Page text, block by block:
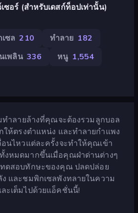
เซอร์ (สำหรับเดสก์ท็อปเท่านั้น)
ซล 210 ทำลาย 182
เพลิน 336 หนู 1,554
ทำลายล้างที่คุณจะต้องรวมลูกบอล
ให้ตรงตำแหน่ง และทำลายกำแพง
อนไหวแต่ละครั้งจะทำให้คุณเข้า
งหมดมากขึ้นเมื่อคุณฝ่าด่านต่างๆ
ดสอบทักษะของคุณ ปลดปล่อย
และชมพิกเซลพังทลายในความ
ะเต็มไปด้วยแอ็คชั่นนี้!